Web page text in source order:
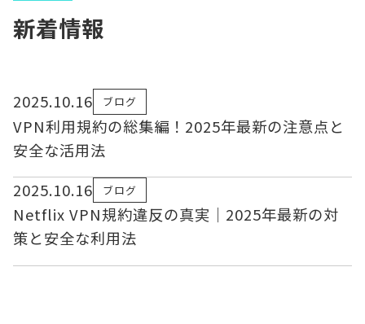
新着情報
2025.10.16 ブログ
VPN利用規約の総集編！2025年最新の注意点と
安全な活用法
2025.10.16
ブログ
Netflix VPN規約違反の真実｜2025年最新の対
策と安全な利用法